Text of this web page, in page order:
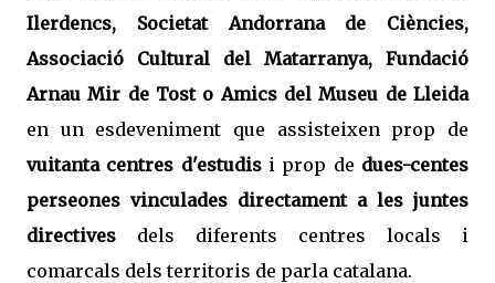
Ilerdencs, Societat Andorrana de Ciències,
Associació Cultural del Matarranya, Fundació
Arnau Mir de Tost o Amics del Museu de Lleida
en un esdeveniment que assisteixen prop de
vuitanta centres d'estudisi prop de dues-centes
perseones vinculades directament a les juntes
directives dels diferents centres locals i
comarcals dels territoris de parla catalana.